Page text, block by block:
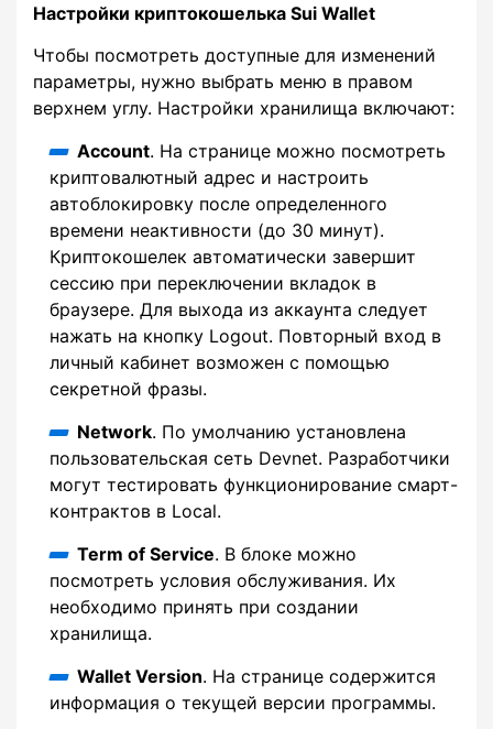
Настройки криптокошелька Sui Wallet
Чтобы посмотреть доступные для изменений
параметры, нужно выбрать меню в правом
верхнем углу. Настройки хранилища включают:
Account. На странице можно посмотреть
криптовалютный адрес и настроить
автоблокировку после определенного
времени неактивности (до 30 минут).
Криптокошелек автоматически завершит
сессию при переключении вкладок в
браузере. Для выхода из аккаунта следует
нажать на кнопку Logout. Повторный вход в
личный кабинет возможен с помощью
секретной фразы.
Network. По умолчанию установлена
пользовательская сеть Devnet. Разработчики
могут тестировать функционирование смарт-
контрактов в Local.
Term of Service. В блоке можно
посмотреть условия обслуживания. Их
необходимо принять при создании
хранилища.
Wallet Version. На странице содержится
информация о текущей версии программы.